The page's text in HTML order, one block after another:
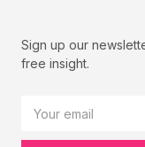
Sign up our
free insight.